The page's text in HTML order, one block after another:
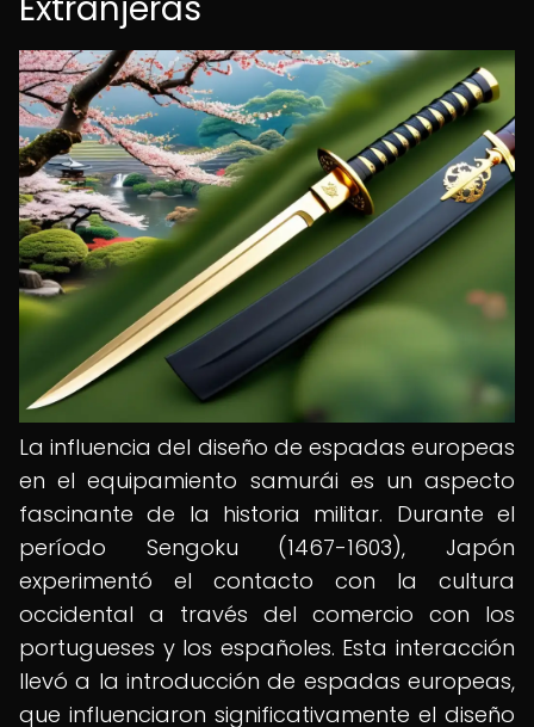
La influencia del diseño de espadas europeas
en el equipamiento samurái es un aspecto
fascinante de la historia militar. Durante el
período Sengoku (1467-1603), Japón
experimentó el contacto con la cultura
occidental a través del comercio con los
portugueses y los españoles. Esta interacción
llevó a la introducción de espadas europeas,
que influenciaron significativamente el diseño